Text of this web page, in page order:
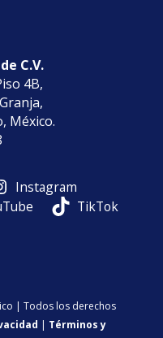
C.V.
4B,
México.
Instagram
TikTok
| Todos los derechos
| Términos y